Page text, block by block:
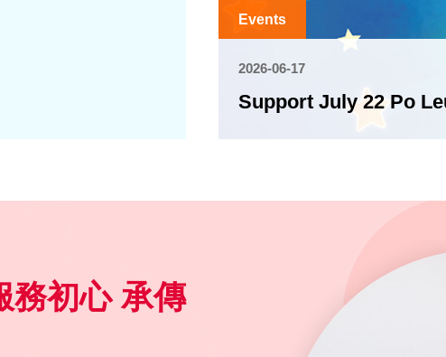
Events
2026-06-17
Support July 22 Po
初心 承傳